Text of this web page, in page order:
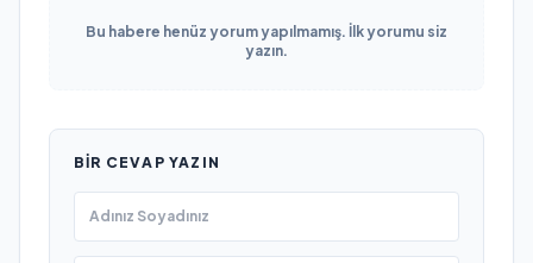
Bu habere henüz yorum yapılmamış. İlk yorumu siz
yazın.
BIR CEVAP YAZIN